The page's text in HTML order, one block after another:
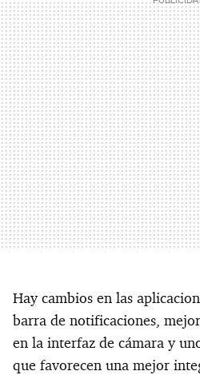
Hay cambios en las
barra de notificaciones,
en la interfaz de cámara y
que favorecen una mejor